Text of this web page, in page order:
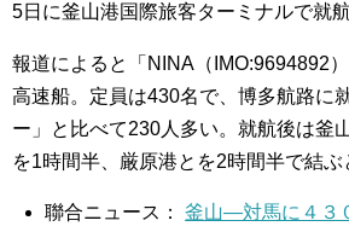
5日に釜山港国際旅客ターミナルで就
報道によると「NINA（IMO:9694892
高速船。定員は430名で、博多航路に
ー」と比べて230人多い。就航後は釜
を1時間半、厳原港とを2時間半で結ぶ
聯合ニュース：釜山―対馬に４３